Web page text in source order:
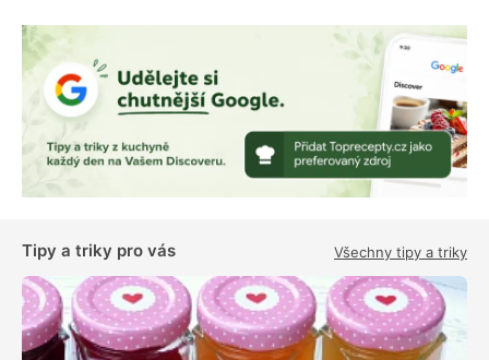
Tipy a triky pro vás Všechny tipy a triky